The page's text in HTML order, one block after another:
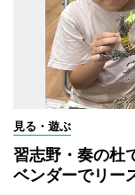
見る・遊ぶ
習志野・奏の杜
ベンダーでリー